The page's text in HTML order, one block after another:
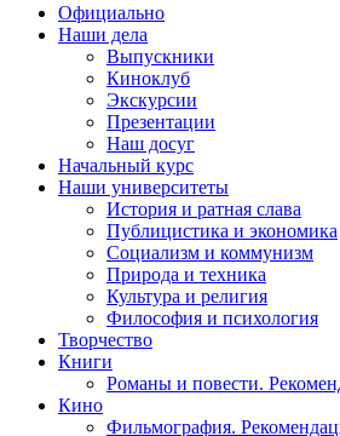
Официально
Наши дела
Выпускники
Киноклуб
Экскурсии
Презентации
Наш досуг
Начальный курс
Наши университеты
История и ратная слава
Публицистика и экономика
Социализм и коммунизм
Природа и техника
Культура и религия
Философия и психология
Творчество
Книги
Романы и повести.
Кино
Фильмография.